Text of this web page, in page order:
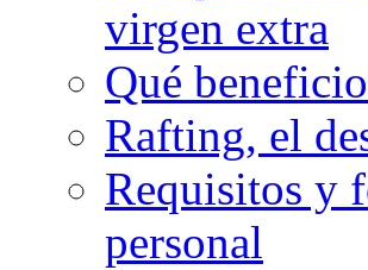
virgen extra
Qué
Rafting, el
Requisitos y
personal